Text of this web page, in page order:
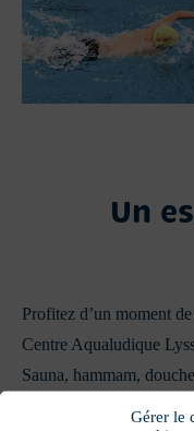
Gérer le
Un
Profitez d’un moment
Centre Aqualudique
Sauna, hammam,